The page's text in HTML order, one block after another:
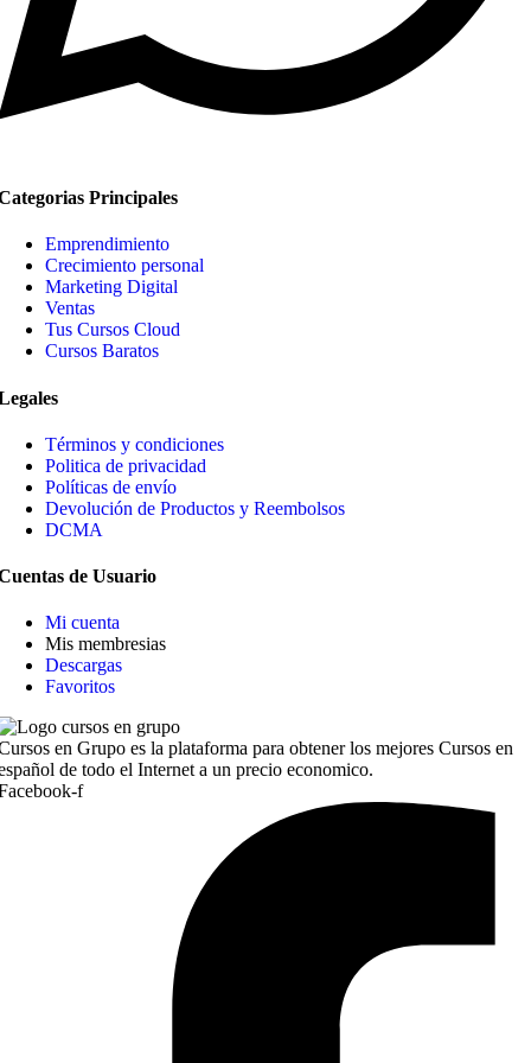
Principales
Emprendimiento
Crecimiento personal
Marketing Digital
Ventas
Tus Cursos Cloud
Cursos Baratos
Términos y condiciones
Politica de privacidad
Políticas de envío
Devolución de Productos y Reembolsos
DCMA
de Usuario
Mi cuenta
Mis membresias
Descargas
Favoritos
en Grupo es la plataforma para obtener los mejores Cursos en
de todo el Internet a un precio economico.
f